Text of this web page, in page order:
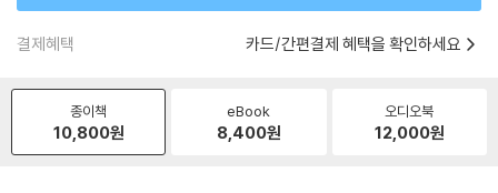
결제혜택 카드/간편결제 혜택을 확인하세요
종이책
10,800원
eBook
8,400원
오디오북
12,000원